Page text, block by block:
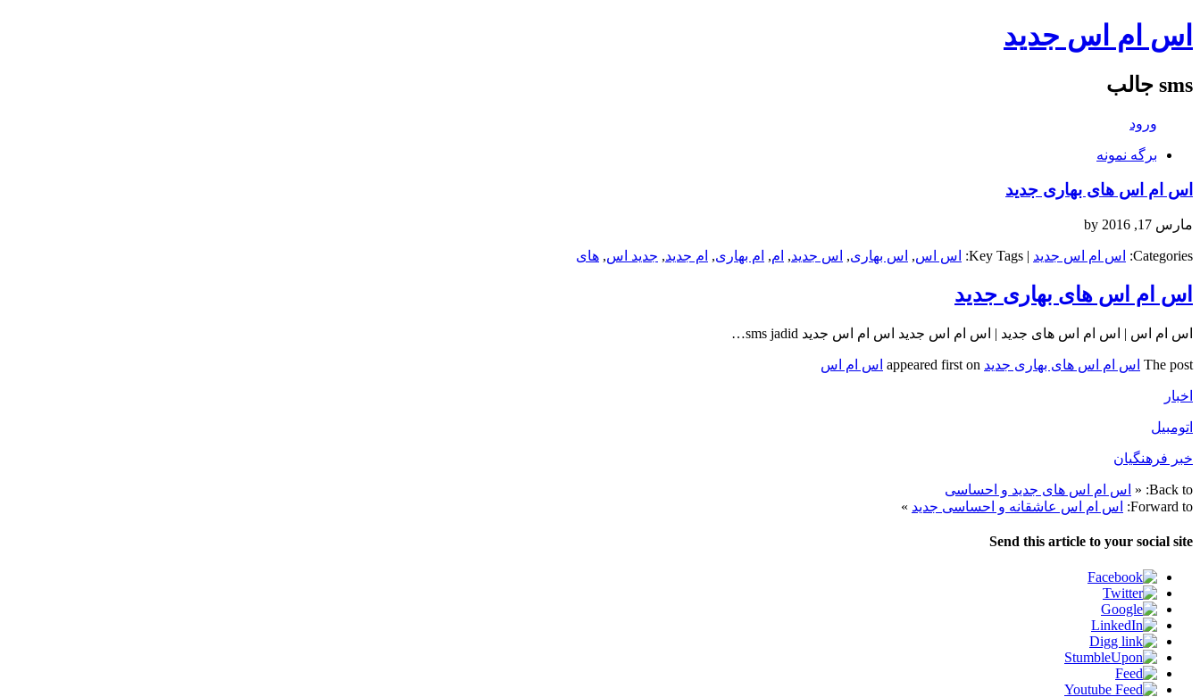
اس ام اس جدید
sms جالب
ورود
برگه نمونه
اس ام اس های بهاری جدید
مارس 17, 2016
Categories: اس ام اس جدید | Key Tags: اس اس, اس بهاری, اس جدید, ام, ام بهاری, ام جدید, جدید اس, های
اس ام اس های بهاری جدید
اس ام اس | اس ام اس های جدید | اس ام اس جدید اس ام اس جدید sms jadid…
The post اس ام اس های بهاری جدید اس ام اس
اخبار
اتومبیل
خبر فرهنگیان
Back to:
« اس ام اس های جدید و احساسی
Forward to:
اس ام اس عاشقانه و احساسی جدید »
Send this article to your social site